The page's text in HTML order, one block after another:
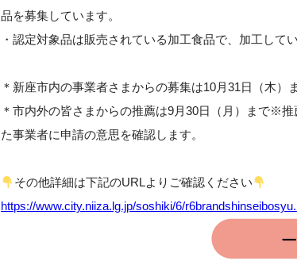
品を募集しています。
・認定対象品は販売されている加工食品で、加工して
＊新座市内の事業者さまからの募集は10月31日（木）
＊市内外の皆さまからの推薦は9月30日（月）まで※
た事業者に申請の意思を確認します。
その他詳細は下記のURLよりご確認ください
https://www.city.niiza.lg.jp/soshiki/6/